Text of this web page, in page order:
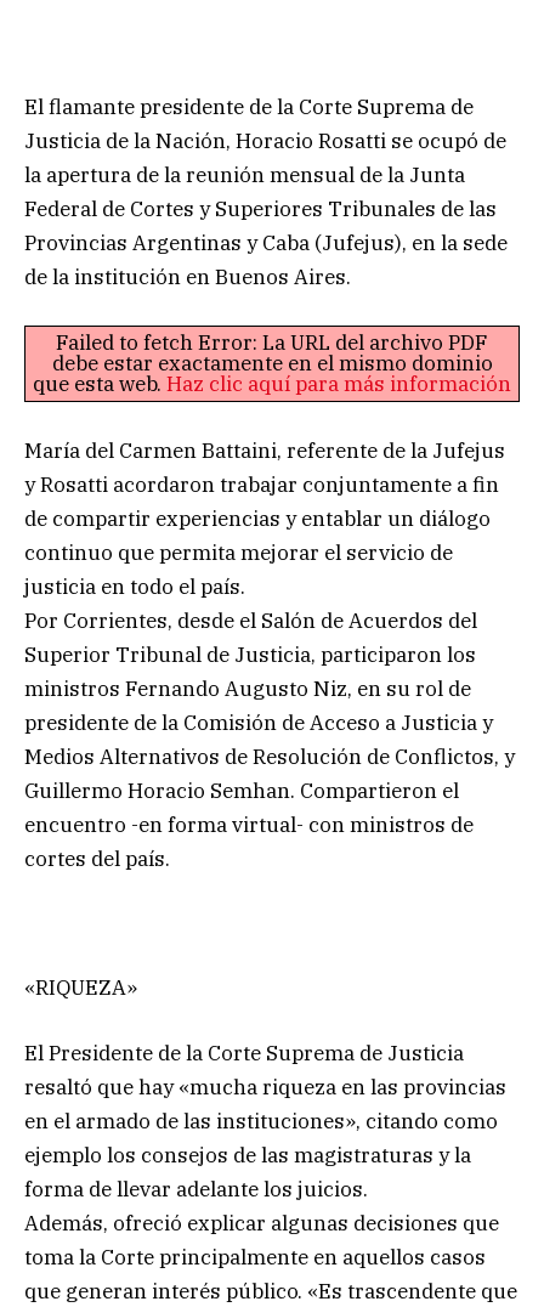
El flamante presidente de la Corte Suprema de
Justicia de la Nación, Horacio Rosatti se ocupó de
la apertura de la reunión mensual de la Junta
Federal de Cortes y Superiores Tribunales de las
Provincias Argentinas y Caba (Jufejus), en la sede
de la institución en Buenos Aires.
Failed to fetch Error: La URL del archivo PDF
debe estar exactamente en el mismo dominio
que esta web. Haz clic aquí para más información
María del Carmen Battaini, referente de la Jufejus
y Rosatti acordaron trabajar conjuntamente a fin
de compartir experiencias y entablar un diálogo
continuo que permita mejorar el servicio de
justicia en todo el país.
Por Corrientes, desde el Salón de Acuerdos del
Superior Tribunal de Justicia, participaron los
ministros Fernando Augusto Niz, en su rol de
presidente de la Comisión de Acceso a Justicia y
Medios Alternativos de Resolución de Conflictos, y
Guillermo Horacio Semhan. Compartieron el
encuentro -en forma virtual- con ministros de
cortes del país.
«RIQUEZA»
El Presidente de la Corte Suprema de Justicia
resaltó que hay «mucha riqueza en las provincias
en el armado de las instituciones», citando como
ejemplo los consejos de las magistraturas y la
forma de llevar adelante los juicios.
Además, ofreció explicar algunas decisiones que
toma la Corte principalmente en aquellos casos
que generan interés público. «Es trascendente que